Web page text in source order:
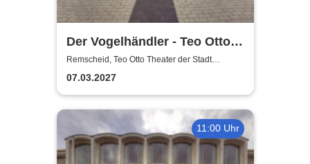
Der Vogelhändler - Teo Otto
Theater der Stadt Remscheid
Remscheid, Teo Otto Theater der Stadt
Remscheid
07.03.2027
11:00 Uhr